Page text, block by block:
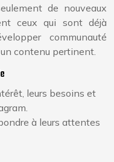
de nouveaux
ceux qui sont déjà
communauté
contenu pertinent.
leurs besoins et
à leurs attentes